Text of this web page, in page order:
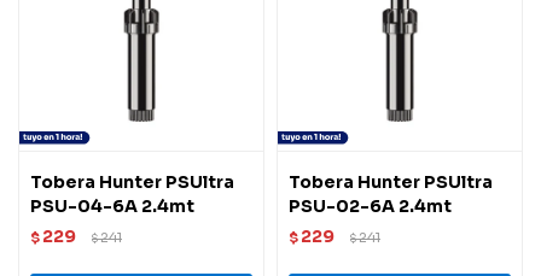
Tobera Hunter PSUltra
PSU-04-6A 2.4mt
$ 229 $241
Tobera Hunter PSUltra
PSU-02-6A 2.4mt
$ 229 $241